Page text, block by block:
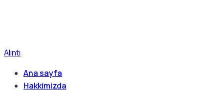
Alıntı
Ana sayfa
Hakkimizda